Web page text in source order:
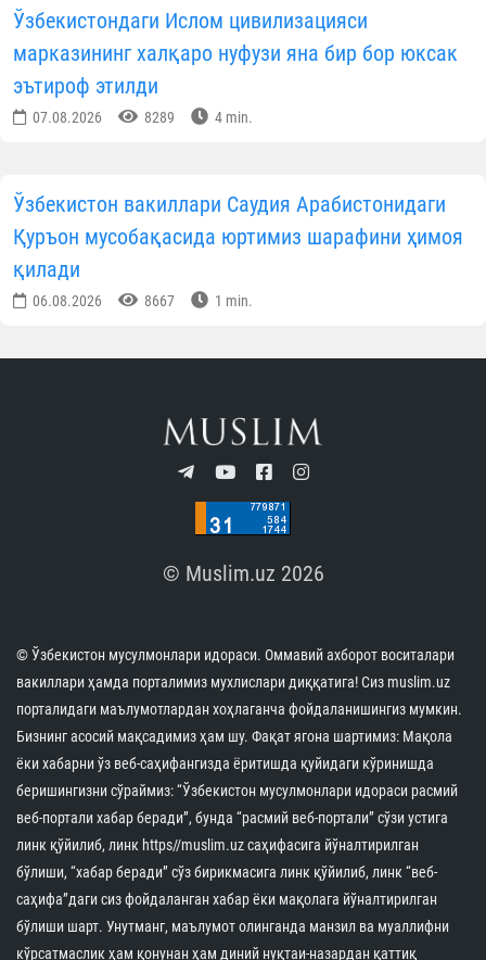
Ўзбекистондаги Ислом цивилизацияси
марказининг халқаро нуфузи яна бир бор юксак
эътироф этилди
07.08.2026 8289 4 min.
Ўзбекистон вакиллари Саудия Арабистонидаги
Қуръон мусобақасида юртимиз шарафини ҳимоя
қилади
06.08.2026 8667 1 min.
© Muslim.uz 2026
© Ўзбекистон мусулмонлари идораси. Оммавий ахборот воситалари
вакиллари ҳамда порталимиз мухлислари диққатига! Сиз muslim.uz
порталидаги маълумотлардан хоҳлаганча фойдаланишингиз мумкин.
Бизнинг асосий мақсадимиз ҳам шу. Фақат ягона шартимиз: Мақола
ёки хабарни ўз веб-саҳифангизда ёритишда қуйидаги кўринишда
беришингизни сўраймиз: “Ўзбекистон мусулмонлари идораси расмий
веб-портали хабар беради”, бунда “расмий веб-портали” сўзи устига
линк қўйилиб, линк https//muslim.uz саҳифасига йўналтирилган
бўлиши, “хабар беради” сўз бирикмасига линк қўйилиб, линк “веб-
саҳифа”даги сиз фойдаланган хабар ёки мақолага йўналтирилган
бўлиши шарт. Унутманг, маълумот олинганда манзил ва муаллифни
кўрсатмаслик ҳам қонунан ҳам диний нуқтаи-назардан қаттиқ